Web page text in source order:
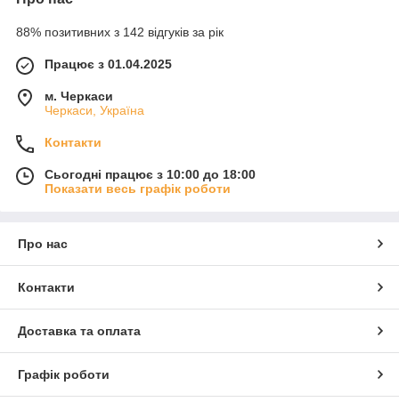
88% позитивних з 142 відгуків за рік
Працює з 01.04.2025
м. Черкаси
Черкаси, Україна
Контакти
Сьогодні працює з 10:00 до 18:00
Показати весь графік роботи
Про нас
Контакти
Доставка та оплата
Графік роботи